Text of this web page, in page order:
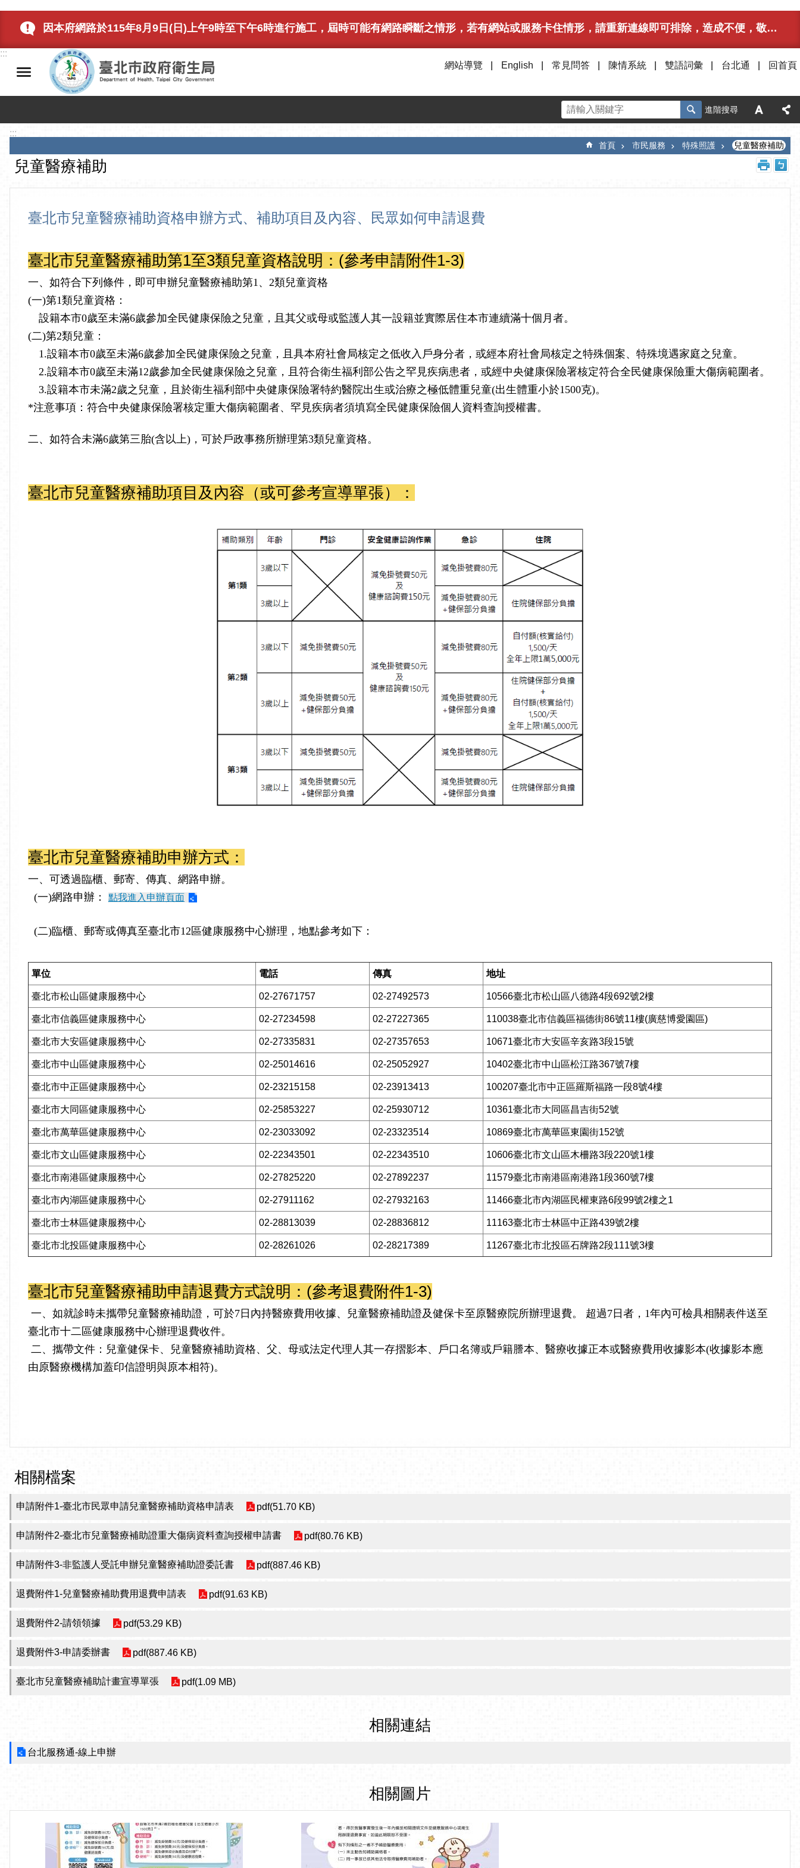
跳到主要內容區塊
因本府網路於115年8月9日(日)上午9時至下午6時進行施工，屆時可能有網路瞬斷之情形，若有網站或服務卡住情形，請重新連線即可排除，造成不便，敬請見諒。
:::
網站導覽
English 常見問答 陳情系統 雙語詞彙 台北通 回首頁
進階搜尋
:::
首頁 市民服務 特殊照護 兒童醫療補助
兒童醫療補助
臺北市兒童醫療補助資格申辦方式、補助項目及內容、民眾如何申請退費
臺北市兒童醫療補助第1至3類兒童資格說明：(參考申請附件1-3)
一、 如符合下列條件，即可申辦兒童醫療補助第1、2類兒童資格
(一)第1類兒童資格：
設籍本市0歲至未滿6歲參加全民健康保險之兒童，且其父或母或監護人其一設籍並實際居住本市連續滿十個月者。
(二)第2類兒童：
1.設籍本市0歲至未滿6歲參加全民健康保險之兒童，且具本府社會局核定之低收入戶身分者，或經本府社會局核定之特殊個案、特殊境遇家庭之兒童。
2.設籍本市0歲至未滿12歲參加全民健康保險之兒童，且符合衛生福利部公告之罕見疾病患者，或經中央健康保險署核定符合全民健康保險重大傷病範圍者。
3.設籍本市未滿2歲之兒童，且於衛生福利部中央健康保險署特約醫院出生或治療之極低體重兒童(出生體重小於1500克)。
*注意事項：符合中央健康保險署核定重大傷病範圍者、罕見疾病者須填寫全民健康保險個人資料查詢授權書。
二、 如符合未滿6歲第三胎(含以上) ，可於戶政事務所辦理第3類兒童資格。
臺北市兒童醫療補助項目及內容（或可參考宣導單張）：
臺北市兒童醫療補助申辦方式：
一、可透過臨櫃、郵寄、傳真、網路申辦。
(一)網路申辦： 點我進入申辦頁面
(二)臨櫃、郵寄或傳真至臺北市12區健康服務中心辦理，地點參考如下：
單位 電話 傳真 地址
臺北市松山區健康服務中心 02-27671757 02-27492573 10566臺北市松山區八德路4段692號2樓
臺北市信義區健康服務中心 02-27234598 02-27227365 110038臺北市信義區福德街86號11樓(廣慈博愛園區)
臺北市大安區健康服務中心 02-27335831 02-27357653 10671臺北市大安區辛亥路3段15號
臺北市中山區健康服務中心 02-25014616 02-25052927 10402臺北市中山區松江路367號7樓
臺北市中正區健康服務中心 02-23215158 02-23913413 100207臺北市中正區羅斯福路一段8號4樓
臺北市大同區健康服務中心 02-25853227 02-25930712 10361臺北市大同區昌吉街52號
臺北市萬華區健康服務中心 02-23033092 02-23323514 10869臺北市萬華區東園街152號
臺北市文山區健康服務中心 02-22343501 02-22343510 10606臺北市文山區木柵路3段220號1樓
臺北市南港區健康服務中心 02-27825220 02-27892237 11579臺北市南港區南港路1段360號7樓
臺北市內湖區健康服務中心 02-27911162 02-27932163 11466臺北市內湖區民權東路6段99號2樓之1
臺北市士林區健康服務中心 02-28813039 02-28836812 11163臺北市士林區中正路439號2樓
臺北市北投區健康服務中心 02-28261026 02-28217389 11267臺北市北投區石牌路2段111號3樓
臺北市兒童醫療補助申請退費方式說明：(參考退費附件1-3)
一、如就診時未攜帶兒童醫療補助證，可於7日內持醫療費用收據、兒童醫療補助證及健保卡至原醫療院所辦理退費。 超過7日者，1年內可檢具相關表件送至
臺北市十二區健康服務中心辦理退費收件。
二、攜帶文件：兒童健保卡、兒童醫療補助資格、父、母或法定代理人其一存摺影本、戶口名簿或戶籍謄本、醫療收據正本或醫療費用收據影本(收據影本應
由原醫療機構加蓋印信證明與原本相符)。
相關檔案
申請附件1-臺北市民眾申請兒童醫療補助資格申請表 pdf(51.70 KB)
申請附件2-臺北市兒童醫療補助證重大傷病資料查詢授權申請書 pdf(80.76 KB)
申請附件3-非監護人受託申辦兒童醫療補助證委託書 pdf(887.46 KB)
退費附件1-兒童醫療補助費用退費申請表 pdf(91.63 KB)
退費附件2-請領領據 pdf(53.29 KB)
退費附件3-申請委辦書 pdf(887.46 KB)
臺北市兒童醫療補助計畫宣導單張 pdf(1.09 MB)
相關連結
台北服務通-線上申辦
相關圖片